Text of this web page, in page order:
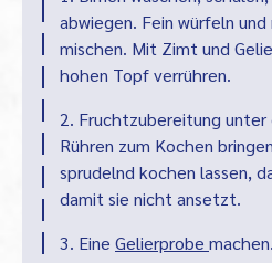
abwiegen. Fein würfeln
mischen. Mit Zimt und
hohen Topf verrühren.
2. Fruchtzubereitung
Rühren zum Kochen
sprudelnd kochen lassen,
damit sie nicht ansetzt.
3. Eine Gelierprobe